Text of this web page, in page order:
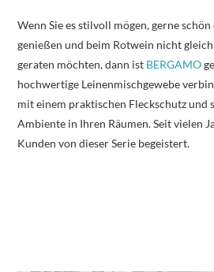
Wenn Sie es stilvoll mögen, gerne schön
genießen und beim Rotwein nicht
geraten möchten, dann ist BERGAMO
hochwertige Leinenmischgewebe
mit einem praktischen Fleckschutz und
Ambiente in Ihren Räumen. Seit vielen
Kunden von dieser Serie begeistert.